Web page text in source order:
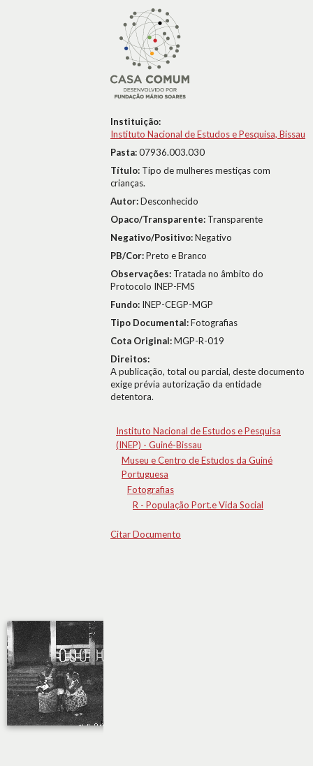
Instituição:
Instituto Nacional de Estudos e Pesquisa, Bissau
Pasta:07936.003.030
Título: Tipo de mulheres mestiças com
crianças.
Autor:Desconhecido
Opaco/Transparente: Transparente
Negativo/Positivo:Negativo
PB/Cor:Preto e Branco
Observações: Tratada no âmbito do
Protocolo INEP-FMS
Fundo: INEP-CEGP-MGP
Tipo Documental:Fotografias
Cota Original:MGP-R-019
Direitos:
A publicação, total ou parcial, deste documento
exige prévia autorização da entidade
detentora.
Instituto Nacional de Estudos e Pesquisa
(INEP) - Guiné-Bissau
Museu e Centro de Estudos da Guiné
Portuguesa
Fotografias
R - População Port.e Vida Social
Citar Documento